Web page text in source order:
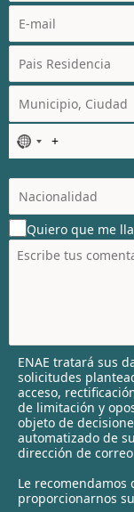
N
o
c
o
u
n
t
l
e
c
t
e
d
Quiero que me
ENAE tratará sus
solicitudes
acceso,
de limitación y
objeto de
automatizado de
dirección de
Le recomendamos
proporcionarnos